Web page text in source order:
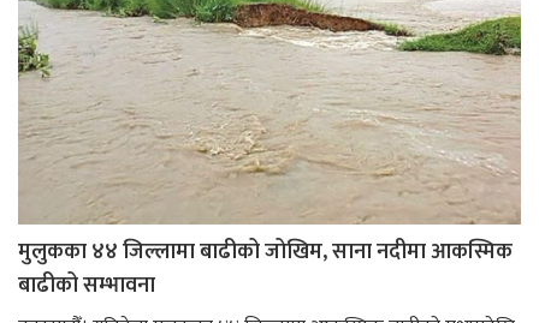
मुलुकका ४४ जिल्लामा बाढीको जोखिम, साना नदीमा आकस्मिक
बाढीको सम्भावना